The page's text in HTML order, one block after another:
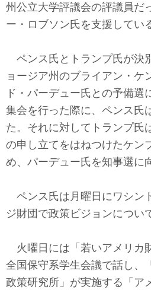
州公立大学評議会の評議員だ
ー・ロブソン氏を支援してい
ペンス氏とトランプ氏が決
ョージア州のブライアン・ケ
ド・パーデュー氏との予備選
集会を行った際に、ペンス氏
た。それに対してトランプ氏
の申し立てをはねつけたケン
め、パーデュー氏を知事選に
ペンス氏は月曜日にワシン
ジ財団で政策ビジョンについ
火曜日には「若いアメリカ
全国保守系学生会議で話し、
政策研究所」が実施する「ア